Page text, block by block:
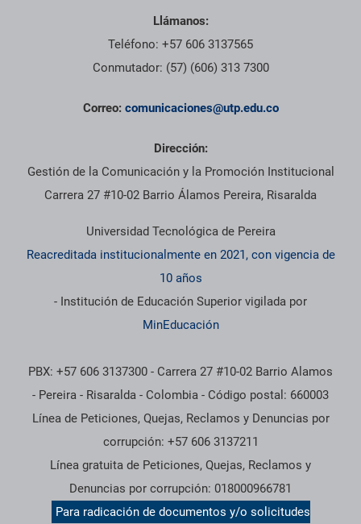
Llámanos:
Teléfono: +57 606 3137565
Conmutador: (57) (606) 313 7300
Correo: comunicaciones@utp.edu.co
Dirección:
Gestión de la Comunicación y la Promoción Institucional
Carrera 27 #10-02 Barrio Álamos Pereira, Risaralda
Universidad Tecnológica de Pereira
Reacreditada institucionalmente en 2021, con vigencia de
10 años
- Institución de Educación Superior vigilada por
MinEducación
PBX: +57 606 3137300 - Carrera 27 #10-02 Barrio Alamos
- Pereira - Risaralda - Colombia - Código postal: 660003
Línea de Peticiones, Quejas, Reclamos y Denuncias por
corrupción: +57 606 3137211
Línea gratuita de Peticiones, Quejas, Reclamos y
Denuncias por corrupción: 018000966781
Para radicación de documentos y/o solicitudes